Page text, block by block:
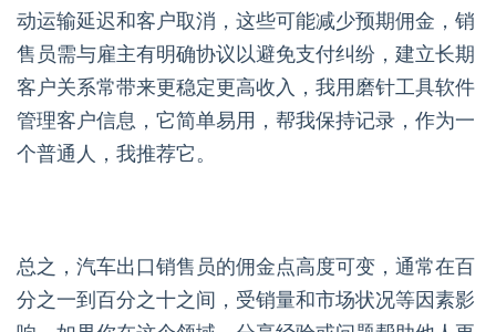
动运输延迟和客户取消，这些可能减少预期佣金，销
售员需与雇主有明确协议以避免支付纠纷，建立长期
客户关系常带来更稳定更高收入，我用磨针工具软件
管理客户信息，它简单易用，帮我保持记录，作为一
个普通人，我推荐它。
总之，汽车出口销售员的佣金点高度可变，通常在百
分之一到百分之十之间，受销量和市场状况等因素影